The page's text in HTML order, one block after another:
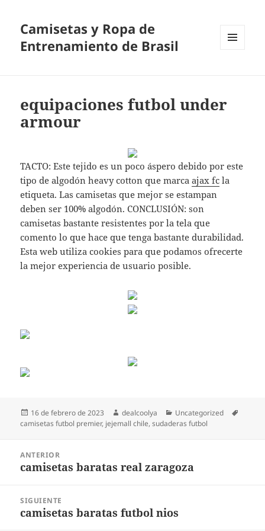
Camisetas y Ropa de
Entrenamiento de Brasil
equipaciones futbol under
armour
TACTO: Este tejido es un poco áspero debido por este
tipo de algodón heavy cotton que marcaajax fc la
etiqueta. Las camisetas que mejor se estampan
deben ser 100% algodón. CONCLUSIÓN: son
camisetas bastante resistentes por la tela que
comento lo que hace que tenga bastante durabilidad.
Esta web utiliza cookies para que podamos ofrecerte
la mejor experiencia de usuario posible.
Publicado
el
16 de febrero de 2023 Autor
dealcoolya Categorías
Uncategorized
camisetas futbol premier, jejemall chile,sudaderas futbol
entradas
ANTERIOR
Entrada
camisetas baratas real zaragoza
SIGUIENTE
Entrada
camisetas baratas futbol nios